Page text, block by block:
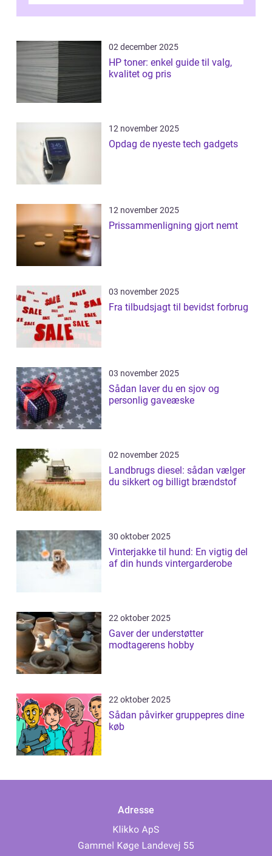
02 december 2025
HP toner: enkel guide til valg,
kvalitet og pris
12 november 2025
Opdag de nyeste tech gadgets
12 november 2025
Prissammenligning gjort nemt
03 november 2025
Fra tilbudsjagt til bevidst forbrug
03 november 2025
Sådan laver du en sjov og
personlig gaveæske
02 november 2025
Landbrugs diesel: sådan vælger
du sikkert og billigt brændstof
30 oktober 2025
Vinterjakke til hund: En vigtig del
af din hunds vintergarderobe
22 oktober 2025
Gaver der understøtter
modtagerens hobby
22 oktober 2025
Sådan påvirker gruppepres dine
køb
Adresse